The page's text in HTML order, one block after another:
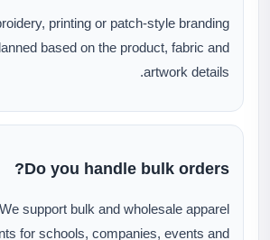
printing or patch-style branding
based on the product, fabric and
artwork details.
Do you handle bulk orders?
support bulk and wholesale apparel
for schools, companies, events and